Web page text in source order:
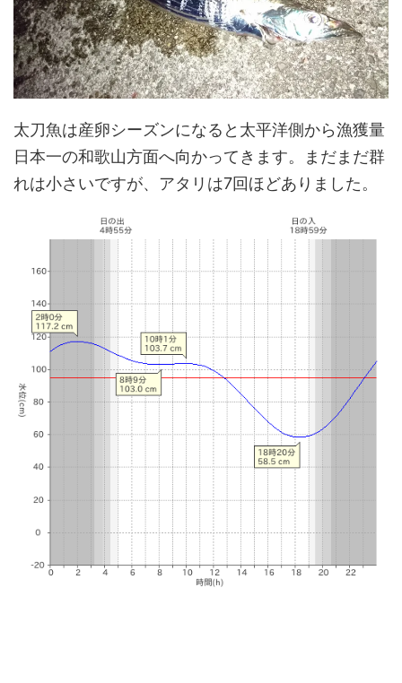
太刀魚は産卵シーズンになると太平洋側から漁獲量
日本一の和歌山方面へ向かってきます。まだまだ群
れは小さいですが、アタリは7回ほどありました。